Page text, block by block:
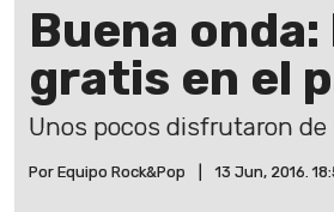
Buena
gratis en el
Unos pocos disfrutaron de
Por Equipo Rock&Pop 13 Jun, 2016.